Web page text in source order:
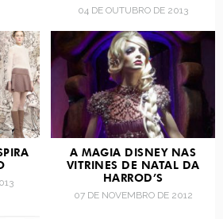
04 DE OUTUBRO DE 2013
A MAGIA DISNEY NAS
VITRINES DE NATAL DA
HARROD’S
07 DE NOVEMBRO DE 2012